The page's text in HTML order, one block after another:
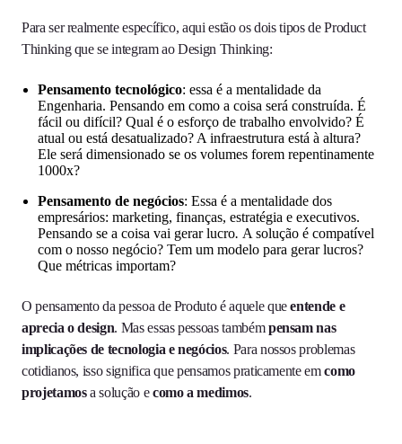
Para ser realmente específico, aqui estão os dois tipos de Product
Thinking que se integram ao Design Thinking:
Pensamento tecnológico: essa é a mentalidade da
Engenharia. Pensando em como a coisa será construída. É
fácil ou difícil? Qual é o esforço de trabalho envolvido? É
atual ou está desatualizado? A infraestrutura está à altura?
Ele será dimensionado se os volumes forem repentinamente
1000x?
Pensamento de negócios: Essa é a mentalidade dos
empresários: marketing, finanças, estratégia e executivos.
Pensando se a coisa vai gerar lucro. A solução é compatível
com o nosso negócio? Tem um modelo para gerar lucros?
Que métricas importam?
O pensamento da pessoa de Produto é aquele queentende e
aprecia o design. Mas essas pessoas tambémpensam nas
implicações de tecnologia e negócios. Para nossos problemas
cotidianos, isso significa que pensamos praticamente emcomo
projetamosa solução ecomo a medimos.